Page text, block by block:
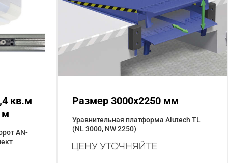
кв.м
м
AN-
Размер 3000x2250 мм
Уравнительная платформа Alutech TL
(NL 3000, NW 2250)